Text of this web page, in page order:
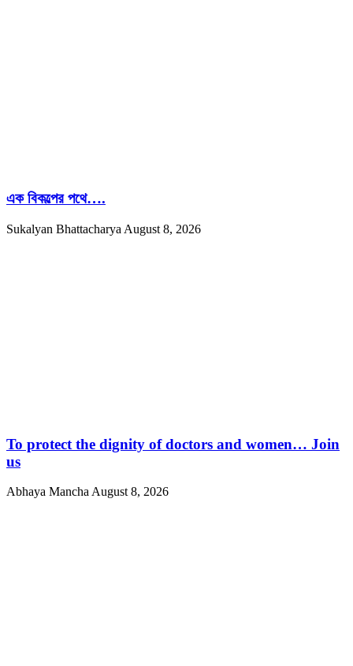
এক বিকল্পের পথে….
Sukalyan Bhattacharya August 8, 2026
To protect the dignity of doctors and women… Join
us
Abhaya Mancha August 8, 2026